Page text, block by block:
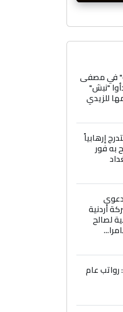
في مصفى
"نبش"
للزيدي
إرهابياً
به فور
أردنية
لصالح
رواتب عام